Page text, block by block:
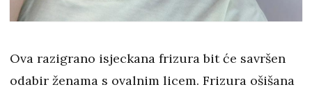
Ova razigrano isjeckana frizura bit će savršen
odabir ženama s ovalnim licem. Frizura ošišana